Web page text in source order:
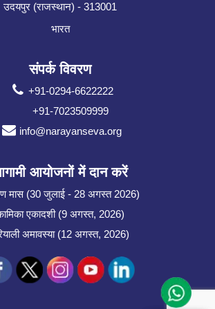
उदयपुर (राजस्थान) - 313001
भारत
संपर्क विवरण
+91-0294-6622222
+91-7023509999
info@narayanseva.org
आयोजनों में दान करें
मास (30 जुलाई - 28 अगस्त 2026)
एकादशी (9 अगस्त, 2026)
अमावस्या (12 अगस्त, 2026)